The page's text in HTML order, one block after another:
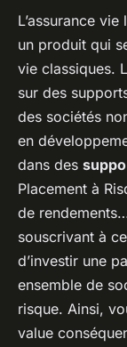
L’assurance
un produit qui
vie classiques.
sur des
des sociétés
en
dans des
Placement à
de
souscrivant à
d’investir une
ensemble de
risque. Ainsi,
value